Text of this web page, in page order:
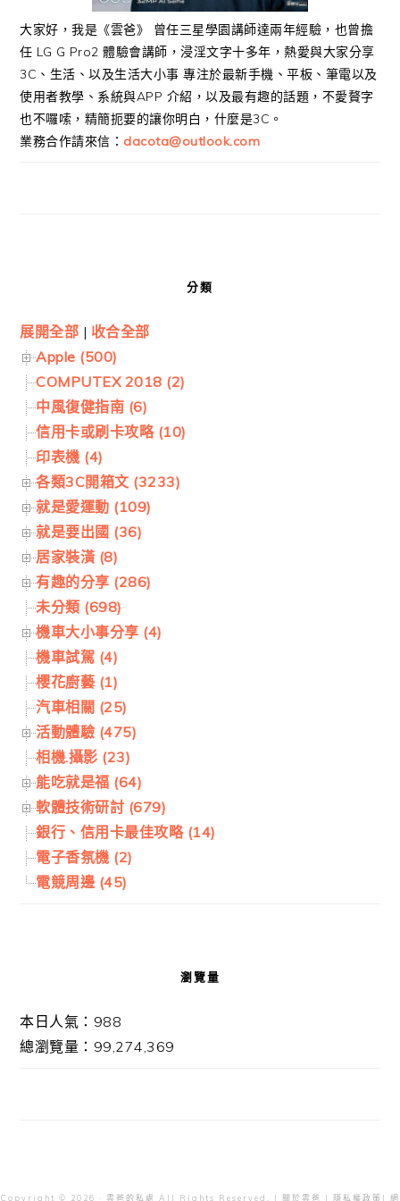
大家好，我是《雲爸》 曾任三星學園講師達兩年經驗，也曾擔
任 LG G Pro2 體驗會講師，浸淫文字十多年，熱愛與大家分享
3C、生活、以及生活大小事 專注於最新手機、平板、筆電以及
使用者教學、系統與APP 介紹，以及最有趣的話題，不愛贅字
也不囉嗦，精簡扼要的讓你明白，什麼是3C。
業務合作請來信： dacota@outlook.com
分類
展開全部 | 收合全部
Apple (500)
COMPUTEX 2018 (2)
中風復健指南 (6)
信用卡或刷卡攻略 (10)
印表機 (4)
各類3C開箱文 (3233)
就是愛運動 (109)
就是要出國 (36)
居家裝潢 (8)
有趣的分享 (286)
未分類 (698)
機車大小事分享 (4)
機車試駕 (4)
櫻花廚藝 (1)
汽車相關 (25)
活動體驗 (475)
相機.攝影 (23)
能吃就是福 (64)
軟體技術研討 (679)
銀行、信用卡最佳攻略 (14)
電子香氛機 (2)
電競周邊 (45)
瀏覽量
本日人氣：988
總瀏覽量：99,274,369
Copyright © 2026 · 雲爸的私處 All Rights Reserved. | 關於雲爸 | 隱私權政策 | 網